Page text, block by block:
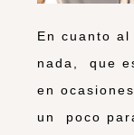
En cuanto al
nada, que
en
un poco